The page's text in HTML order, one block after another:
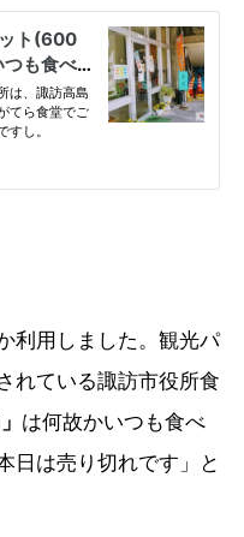
利用しました。観光パ
れている諏訪市役所食
は何故かいつも食べ
日は売り切れです」と